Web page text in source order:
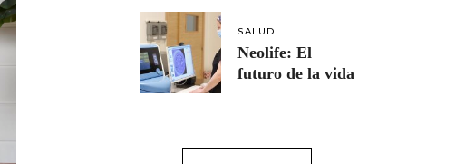
SALUD
Neolife: El
futuro de la vida